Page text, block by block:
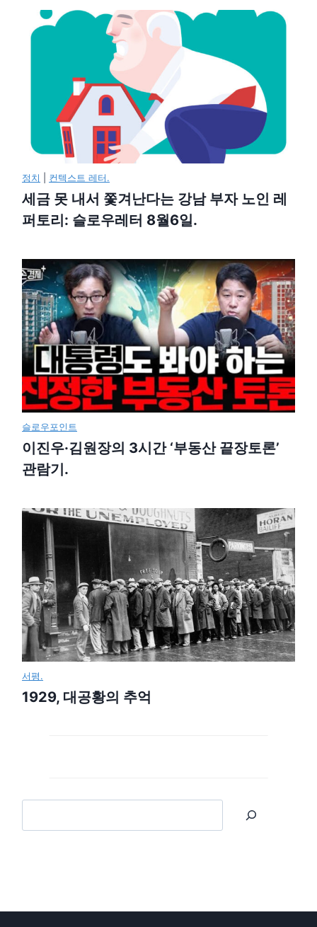
정치 컨텍스트 레터.
세금 못 내서 쫓겨난다는 강남 부자 노인 레
퍼토리: 슬로우레터 8월6일.
슬로우포인트
이진우·김원장의 3시간 ‘부동산 끝장토론’
관람기.
서평.
1929, 대공황의 추억